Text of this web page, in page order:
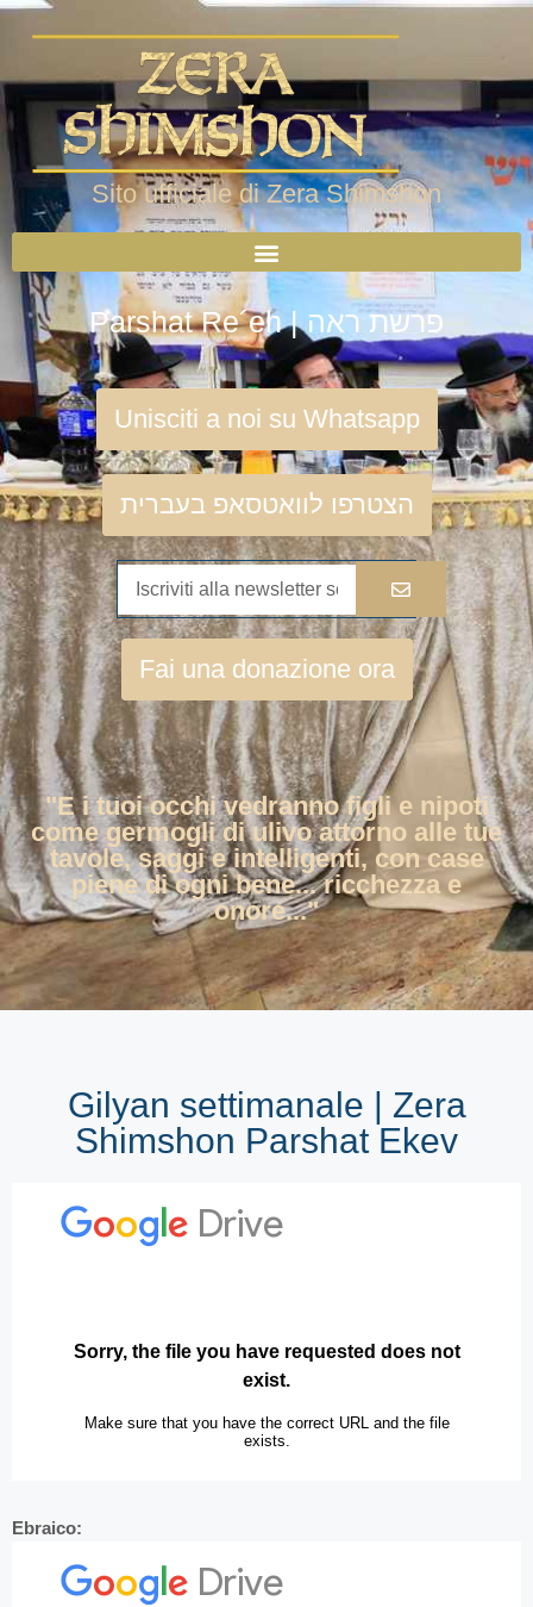
Sito ufficiale di Zera Shimshon
Parshat Re´eh | פרשת ראה
Unisciti a noi su Whatsapp
הצטרפו לוואטסאפ בעברית
Fai una donazione ora
"E i tuoi occhi vedranno figli e nipoti
come germogli di ulivo attorno alle tue
tavole, saggi e intelligenti, con case
piene di ogni bene... ricchezza e
onore..."
Gilyan settimanale | Zera
Shimshon Parshat Ekev
Ebraico: